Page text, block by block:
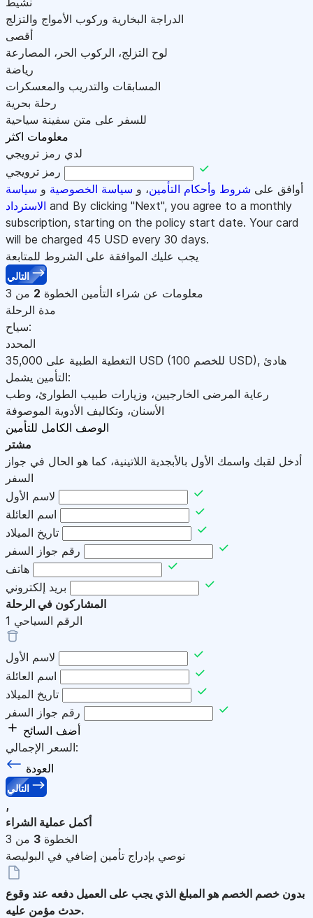
الدراجة البخارية وركوب الأمواج والتزلج
أقصى
لوح التزلج، الركوب الحر، المصارعة
رياضة
المسابقات والتدريب والمعسكرات
رحلة بحرية
للسفر على متن سفينة سياحية
معلومات اكثر
لدي رمز ترويجي
رمز ترويجي
أوافق على شروط وأحكام التأمين، و سياسة الخصوصية و سياسة
الاسترداد and By clicking "Next", you agree to a monthly
subscription, starting on the policy start date. Your card
will be charged 45 USD every 30 days.
يجب عليك الموافقة على الشروط للمتابعة
التالي
معلومات عن شراء التأمين الخطوة 2 من 3
مدة الرحلة
سياح:
المحدد
التغطية الطبية على 35,000 USD USD), هادئ
التأمين يشمل:
رعاية المرضى الخارجيين، وزيارات طبيب الطوارئ، وطب
الأسنان، وتكاليف الأدوية الموصوفة
الوصف الكامل للتأمين
مشتر
أدخل لقبك واسمك الأول بالأبجدية اللاتينية، كما هو الحال في جواز
السفر
لاسم الأول
اسم العائلة
تاريخ الميلاد
رقم جواز السفر
هاتف
بريد إلكتروني
المشاركون في الرحلة
الرقم السياحي 1
لاسم الأول
اسم العائلة
تاريخ الميلاد
رقم جواز السفر
أضف السائح
السعر الإجمالي:
العودة
التالي
,
أكمل عملية الشراء
الخطوة 3 من 3
نوصي بإدراج تأمين إضافي في البوليصة
بدون خصم الخصم هو المبلغ الذي يجب على العميل دفعه عند وقوع
حدث مؤمن عليه.